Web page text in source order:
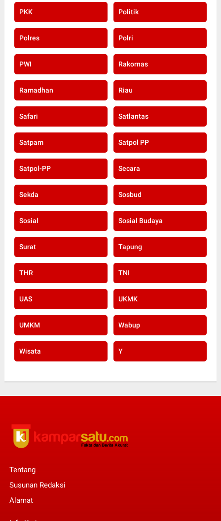
PKK Politik
Polres Polri
PWI Rakornas
Ramadhan Riau
Safari Satlantas
Satpam Satpol PP
Satpol-PP Secara
Sekda Sosbud
Sosial Sosial Budaya
Surat Tapung
THR TNI
UAS UKMK
UMKM Wabup
Wisata Y
Tentang
Susunan Redaksi
Alamat